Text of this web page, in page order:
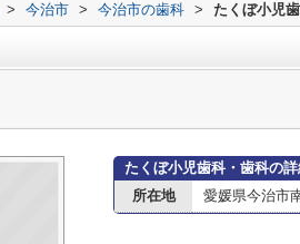
> 今治市 > 今治市の歯科 > たくぼ小児
たくぼ小児歯科・歯科の
所在地
愛媛県今治市